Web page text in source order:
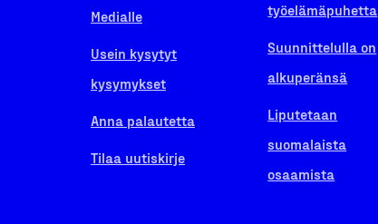
Medialle
Usein kysytyt
kysymykset
Anna palautetta
Tilaa uutiskirje
työelämäpuhetta
Suunnittelulla on
alkuperänsä
Liputetaan
suomalaista
osaamista